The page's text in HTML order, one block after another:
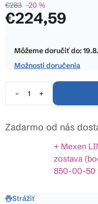
0,0
z
€283 –20 %
€224,59
cena:
Môžeme doručiť do:
Možnosti doručenia
Zadarmo od nás
+ Mexen
zostava
850-00-50
Strážiť